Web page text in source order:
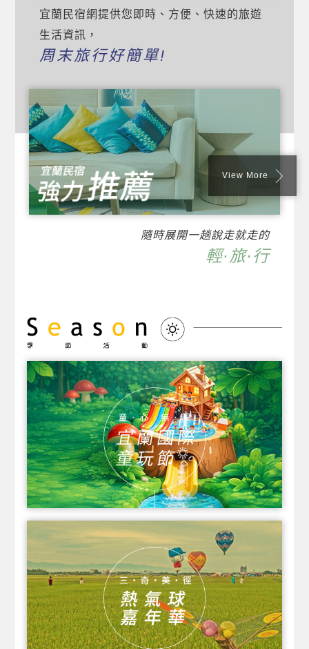
宜蘭民宿網提供您即時、方便、快速的旅遊
生活資訊，
周末旅行好簡單!
View More
隨時展開一趟說走就走的
輕·旅·行